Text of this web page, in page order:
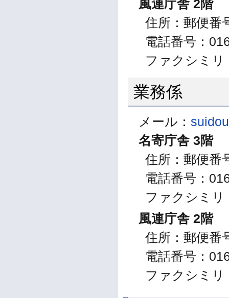
風連庁舎 2階
住所：郵便番
電話番号：
ファクシミリ
業務係
メール：
名寄庁舎 3階
住所：郵便番
電話番号：
ファクシミリ
風連庁舎 2階
住所：郵便番
電話番号：
ファクシミリ